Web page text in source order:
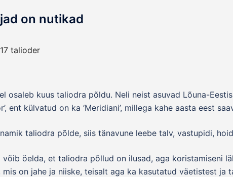
on nutikad
osaleb kuus taliodra põldu. Neli neist asuvad Lõuna-
ent külvatud on ka ‘Meridiani’, millega kahe aasta eest
taliodra põlde, siis tänavune leebe talv, vastupidi,
võib öelda, et taliodra põllud on ilusad, aga koristamiseni
on jahe ja niiske, teisalt aga ka kasutatud väetistest ja